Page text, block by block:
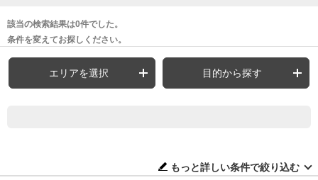
該当の検索結果は0件でした。
条件を変えてお探しください。
エリアを選択 目的から探す
もっと詳しい条件で絞り込む